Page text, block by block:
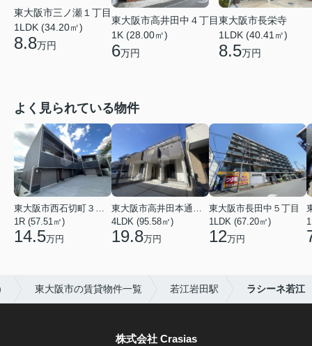
東大阪市三ノ瀬１丁目
1LDK (34.20㎡)
8.8万円
東大阪市高井田中４丁目
1K (28.00㎡)
6万円
東大阪市長栄寺
1LDK (40.41㎡)
8.5万円
よく見られている物件
東大阪市西石切町３丁目
1R (57.51㎡)
14.5万円
東大阪市高井田本通２丁目
4LDK (95.58㎡)
19.8万円
東大阪市長田中５丁目
1LDK (67.20㎡)
12万円
東大阪市の賃貸物件一覧 若江岩田駅 ラシーネ若江
株式会社 Crasias